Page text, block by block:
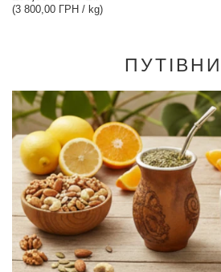
(3 800,00 ГРН / kg)